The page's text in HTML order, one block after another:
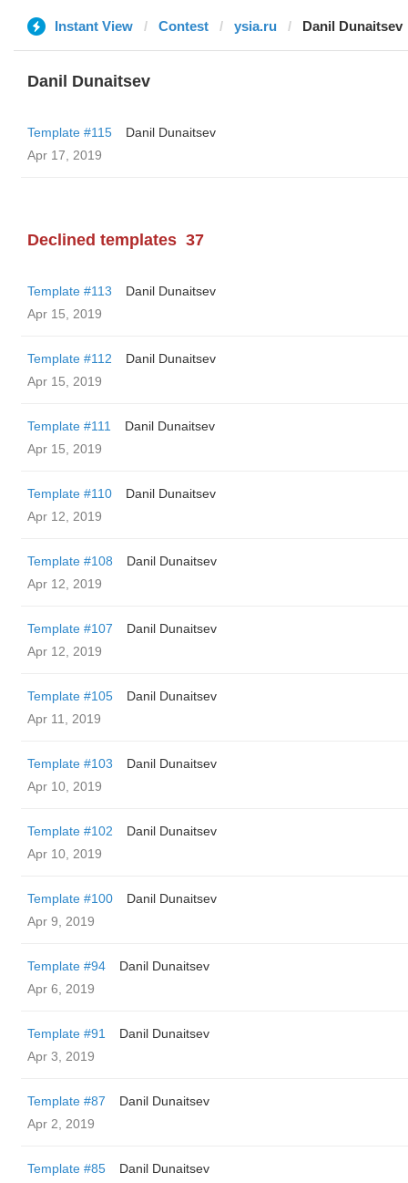
Instant View Contest ysia.ru Danil Dunaitsev
Danil Dunaitsev
Template #115
Danil Dunaitsev
Apr 17, 2019
Declined templates 37
Template #113
Danil Dunaitsev
Apr 15, 2019
Template #112
Danil Dunaitsev
Apr 15, 2019
Template #111
Danil Dunaitsev
Apr 15, 2019
Template #110
Danil Dunaitsev
Apr 12, 2019
Template #108
Danil Dunaitsev
Apr 12, 2019
Template #107
Danil Dunaitsev
Apr 12, 2019
Template #105
Danil Dunaitsev
Apr 11, 2019
Template #103
Danil Dunaitsev
Apr 10, 2019
Template #102
Danil Dunaitsev
Apr 10, 2019
Template #100
Danil Dunaitsev
Apr 9, 2019
Template #94
Danil Dunaitsev
Apr 6, 2019
Template #91
Danil Dunaitsev
Apr 3, 2019
Template #87
Danil Dunaitsev
Apr 2, 2019
Template #85
Danil Dunaitsev